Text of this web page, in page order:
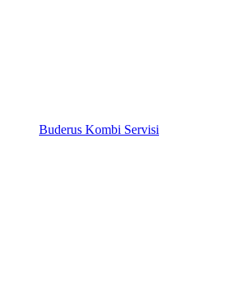
Buderus Kombi Servisi